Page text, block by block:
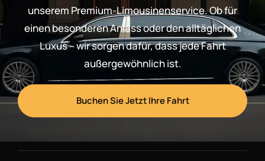
unserem Premium-Limousinenservice. Ob für
einen besonderen Anlass oder den alltäglichen
Luxus – wir sorgen dafür, dass jede Fahrt
außergewöhnlich ist.
Buchen Sie Jetzt Ihre Fahrt